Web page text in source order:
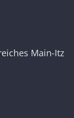
Main-Itz